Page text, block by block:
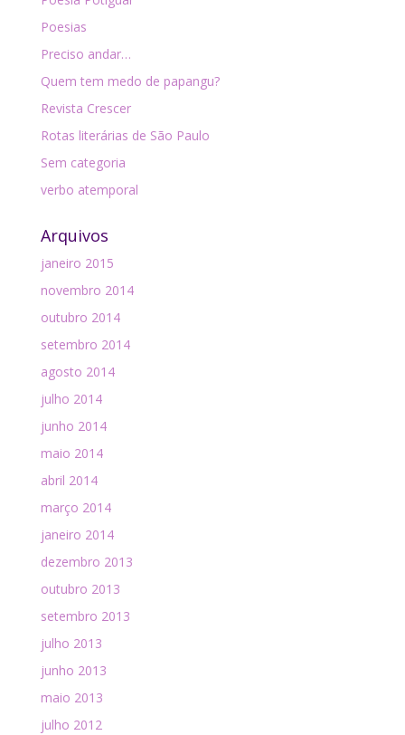
Poesias
Preciso andar…
Quem tem medo de papangu?
Revista Crescer
Rotas literárias de São Paulo
Sem categoria
verbo atemporal
Arquivos
janeiro 2015
novembro 2014
outubro 2014
setembro 2014
agosto 2014
julho 2014
junho 2014
maio 2014
abril 2014
março 2014
janeiro 2014
dezembro 2013
outubro 2013
setembro 2013
julho 2013
junho 2013
maio 2013
julho 2012